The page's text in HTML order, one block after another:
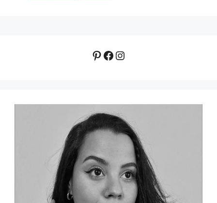
Pinterest
Facebook
Instagram